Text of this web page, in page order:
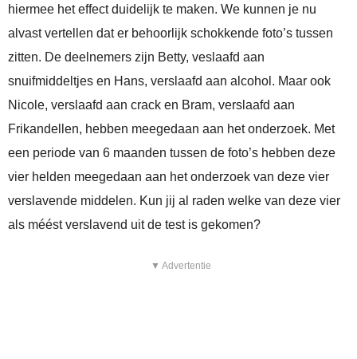
hiermee het effect duidelijk te maken. We kunnen je nu
alvast vertellen dat er behoorlijk schokkende foto’s tussen
zitten. De deelnemers zijn Betty, veslaafd aan
snuifmiddeltjes en Hans, verslaafd aan alcohol. Maar ook
Nicole, verslaafd aan crack en Bram, verslaafd aan
Frikandellen, hebben meegedaan aan het onderzoek. Met
een periode van 6 maanden tussen de foto’s hebben deze
vier helden meegedaan aan het onderzoek van deze vier
verslavende middelen. Kun jij al raden welke van deze vier
als méést verslavend uit de test is gekomen?
▼ Advertentie